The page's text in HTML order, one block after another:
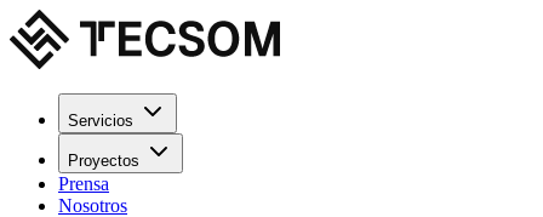
Servicios
Proyectos
Prensa
Nosotros